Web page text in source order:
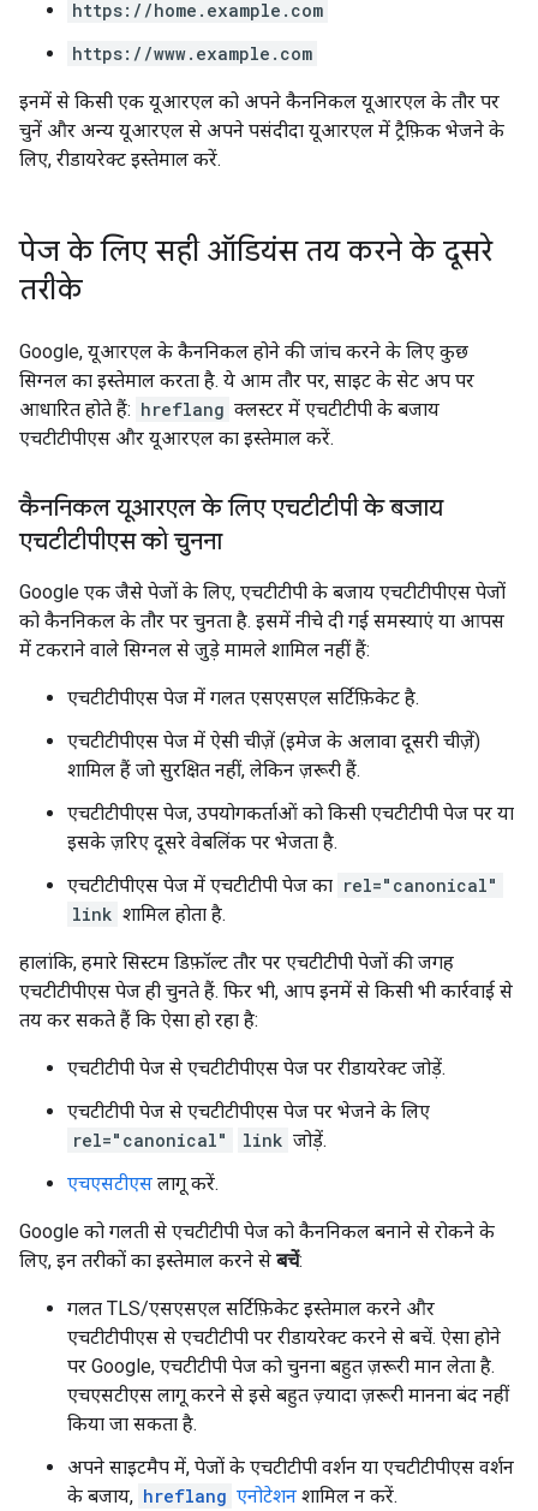
https://home.example.com
https://www.example.com
इनमें से किसी एक यूआरएल को अपने कैननिकल यूआरएल के तौर पर
चुनें और अन्य यूआरएल से अपने पसंदीदा यूआरएल में ट्रैफ़िक भेजने के
लिए, रीडायरेक्ट इस्तेमाल करें.
पेज के लिए सही ऑडियंस तय करने के दूसरे
तरीके
Google, यूआरएल के कैननिकल होने की जांच करने के लिए कुछ
सिग्नल का इस्तेमाल करता है. ये आम तौर पर, साइट के सेट अप पर
आधारित होते हैं: hreflang क्लस्टर में एचटीटीपी के बजाय
एचटीटीपीएस और यूआरएल का इस्तेमाल करें.
कैननिकल यूआरएल के लिए एचटीटीपी के बजाय
एचटीटीपीएस को चुनना
Google एक जैसे पेजों के लिए, एचटीटीपी के बजाय एचटीटीपीएस पेजों
को कैननिकल के तौर पर चुनता है. इसमें नीचे दी गई समस्याएं या आपस
में टकराने वाले सिग्नल से जुड़े मामले शामिल नहीं हैं:
एचटीटीपीएस पेज में गलत एसएसएल सर्टिफ़िकेट है.
एचटीटीपीएस पेज में ऐसी चीज़ें (इमेज के अलावा दूसरी चीज़ें)
शामिल हैं जो सुरक्षित नहीं, लेकिन ज़रूरी हैं.
एचटीटीपीएस पेज, उपयोगकर्ताओं को किसी एचटीटीपी पेज पर या
इसके ज़रिए दूसरे वेबलिंक पर भेजता है.
एचटीटीपीएस पेज में एचटीटीपी पेज का rel="canonical"
link शामिल होता है.
हालांकि, हमारे सिस्टम डिफ़ॉल्ट तौर पर एचटीटीपी पेजों की जगह
एचटीटीपीएस पेज ही चुनते हैं. फिर भी, आप इनमें से किसी भी कार्रवाई से
तय कर सकते हैं कि ऐसा हो रहा है:
एचटीटीपी पेज से एचटीटीपीएस पेज पर रीडायरेक्ट जोड़ें.
एचटीटीपी पेज से एचटीटीपीएस पेज पर भेजने के लिए
rel="canonical"
link जोड़ें.
एचएसटीएस लागू करें.
Google को गलती से एचटीटीपी पेज को कैननिकल बनाने से रोकने के
लिए, इन तरीकों का इस्तेमाल करने से बचें:
गलत TLS/एसएसएल सर्टिफ़िकेट इस्तेमाल करने और
एचटीटीपीएस से एचटीटीपी पर रीडायरेक्ट करने से बचें. ऐसा होने
पर Google, एचटीटीपी पेज को चुनना बहुत ज़रूरी मान लेता है.
एचएसटीएस लागू करने से इसे बहुत ज़्यादा ज़रूरी मानना बंद नहीं
किया जा सकता है.
अपने साइटमैप में, पेजों के एचटीटीपी वर्शन या एचटीटीपीएस वर्शन
के बजाय, hreflang एनोटेशन शामिल न करें.